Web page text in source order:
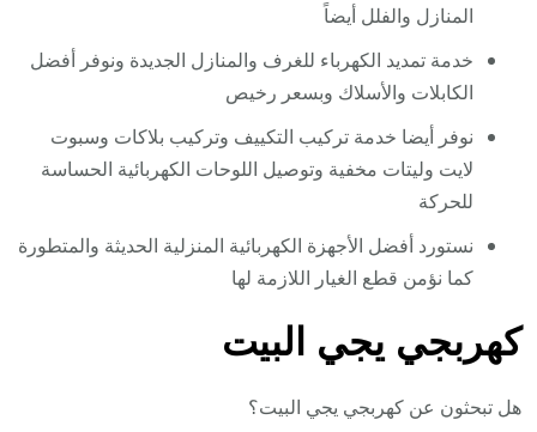
المنازل والفلل أيضاً
خدمة تمديد الكهرباء للغرف والمنازل الجديدة ونوفر أفضل
الكابلات والأسلاك وبسعر رخيص
نوفر أيضا خدمة تركيب التكييف وتركيب بلاكات وسبوت
لايت وليتات مخفية وتوصيل اللوحات الكهربائية الحساسة
للحركة
نستورد أفضل الأجهزة الكهربائية المنزلية الحديثة والمتطورة
كما نؤمن قطع الغيار اللازمة لها
كهربجي يجي البيت
هل تبحثون عن كهربجي يجي البيت؟